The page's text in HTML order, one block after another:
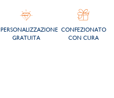
PERSONALIZZAZIONE
GRATUITA
CONFEZIONATO
CON CURA